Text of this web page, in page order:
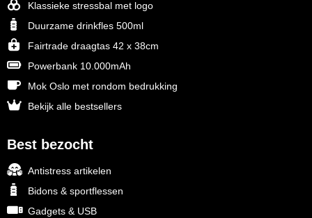
Klassieke stressbal met logo
Duurzame drinkfles 500ml
Fairtrade draagtas 42 x 38cm
Powerbank 10.000mAh
Mok Oslo met rondom bedrukking
Bekijk alle bestsellers
Best bezocht
Antistress artikelen
Bidons & sportflessen
Gadgets & USB